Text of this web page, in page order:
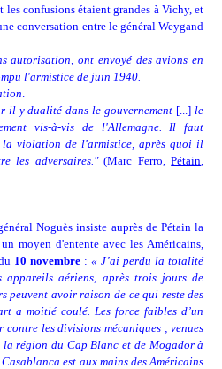
les confusions étaient grandes à Vichy, et
conversation entre le général Weygand
autorisation, ont envoyé des avions en
l'armistice de juin 1940.
il y dualité dans le gouvernement [...] le
vis-à-vis de l'Allemagne. Il faut
la violation de l'armistice, après quoi il
les adversaires."(Marc Ferro,Pétain
Noguès insiste auprès de Pétain la
moyen d'entente avec les Américains,
10 novembre: « J’ai perdu la totalité
appareils aériens, après trois jours de
peuvent avoir raison de ce qui reste des
a moitié coulé. Les force faibles d’un
contre les divisions mécaniques ; venues
la région du Cap Blanc et de Mogador à
est aux mains des Américains